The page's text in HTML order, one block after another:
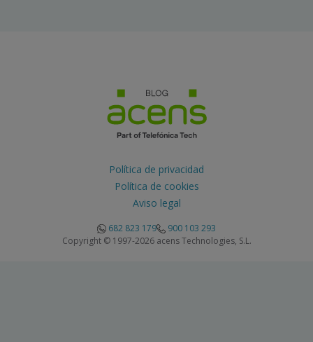
Política de privacidad
Política de cookies
Aviso legal
682 823 179
900 103 293
Copyright © 1997-2026 acens Technologies, S.L.